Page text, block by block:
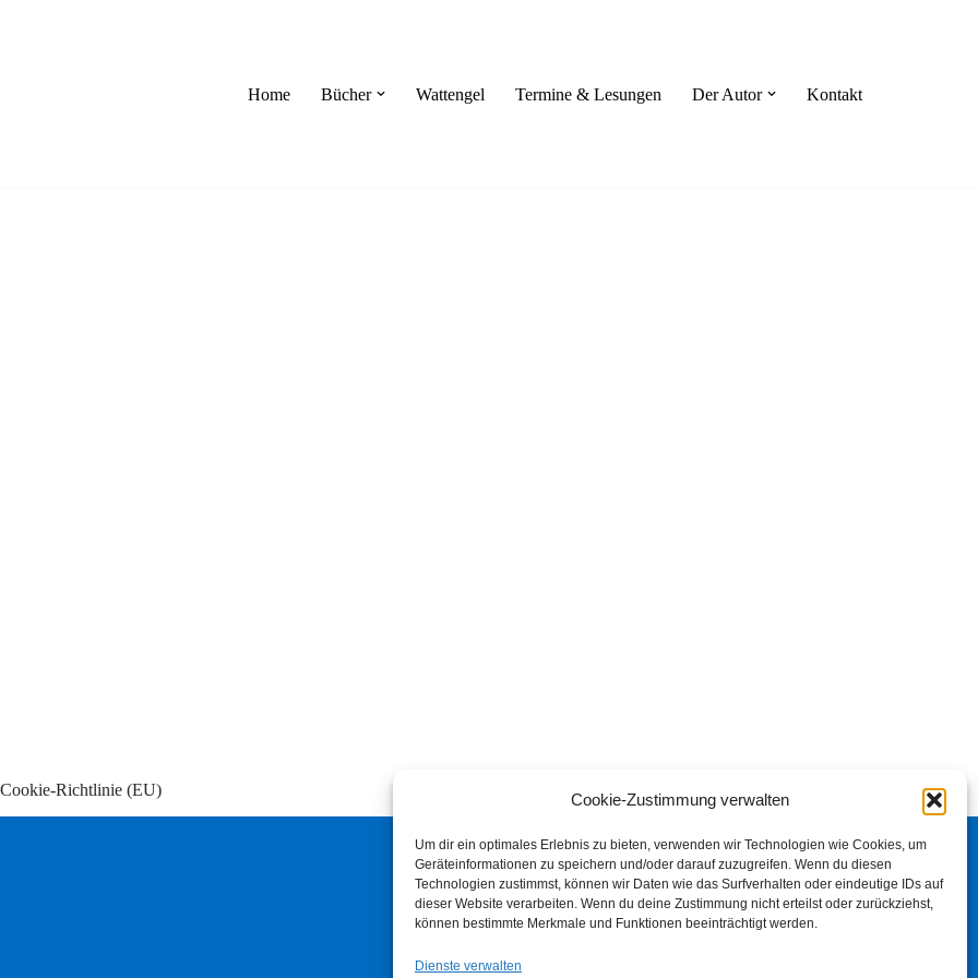
Cookie-Zustimmung verwalten
Um dir ein optimales Erlebnis zu bieten, verwenden wir Technologien wie Cookies, um
Geräteinformationen zu speichern und/oder darauf zuzugreifen. Wenn du diesen
Technologien zustimmst, können wir Daten wie das Surfverhalten oder eindeutige IDs auf
dieser Website verarbeiten. Wenn du deine Zustimmung nicht erteilst oder zurückziehst,
können bestimmte Merkmale und Funktionen beeinträchtigt werden.
Dienste verwalten
Home Bücher Wattengel Termine & Lesungen Der Autor Kontakt
Cookie-Richtlinie (EU)